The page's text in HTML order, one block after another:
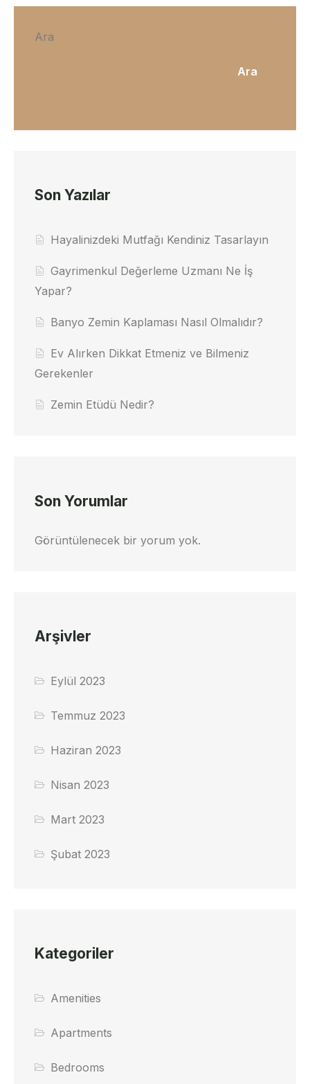
Ara
Ara
Son Yazılar
Hayalinizdeki Mutfağı Kendiniz Tasarlayın
Gayrimenkul Değerleme Uzmanı Ne İş
Yapar?
Banyo Zemin Kaplaması Nasıl Olmalıdır?
Ev Alırken Dikkat Etmeniz ve Bilmeniz
Gerekenler
Zemin Etüdü Nedir?
Son Yorumlar
Görüntülenecek bir yorum yok.
Arşivler
Eylül 2023
Temmuz 2023
Haziran 2023
Nisan 2023
Mart 2023
Şubat 2023
Kategoriler
Amenities
Apartments
Bedrooms